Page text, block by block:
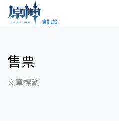
售票
文章標籤